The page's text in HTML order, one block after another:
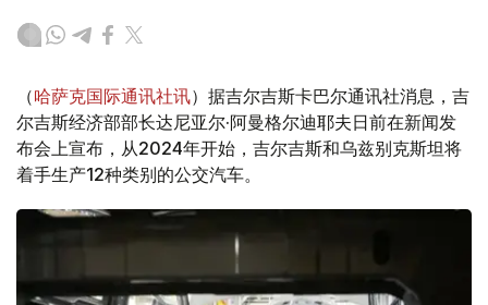
（哈萨克国际通讯社讯）据吉尔吉斯卡巴尔通讯社消息，吉
尔吉斯经济部部长达尼亚尔·阿曼格尔迪耶夫日前在新闻发
布会上宣布，从2024年开始，吉尔吉斯和乌兹别克斯坦将
着手生产12种类别的公交汽车。